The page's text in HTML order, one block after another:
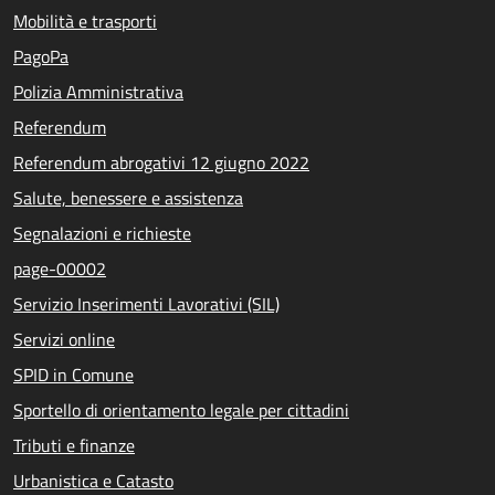
Mobilità e trasporti
PagoPa
Polizia Amministrativa
Referendum
Referendum abrogativi 12 giugno 2022
Salute, benessere e assistenza
Segnalazioni e richieste
page-00002
Servizio Inserimenti Lavorativi (SIL)
Servizi online
SPID in Comune
Sportello di orientamento legale per cittadini
Tributi e finanze
Urbanistica e Catasto